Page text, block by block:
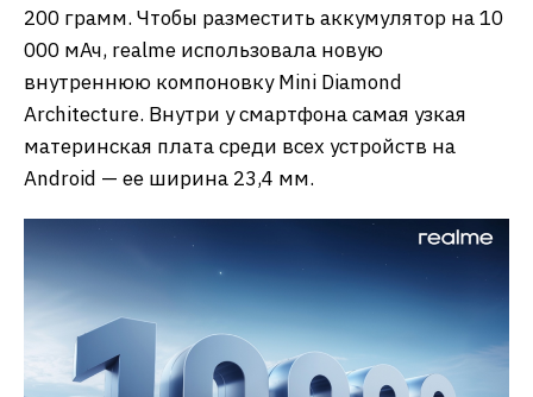
200 грамм. Чтобы разместить аккумулятор на 10
000 мАч, realme использовала новую
внутреннюю компоновку Mini Diamond
Architecture. Внутри у смартфона самая узкая
материнская плата среди всех устройств на
Android — ее ширина 23,4 мм.